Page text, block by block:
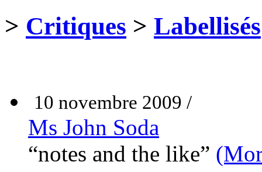
> Critiques > Labellisés
10 novembre 2009 /
Ms John Soda
“notes and the like”